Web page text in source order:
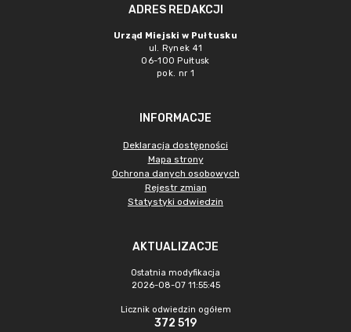
ADRES REDAKCJI
Urząd Miejski w Pułtusku
ul. Rynek 41
06-100 Pułtusk
pok. nr 1
INFORMACJE
Deklaracja dostępności
Mapa strony
Ochrona danych osobowych
Rejestr zmian
Statystyki odwiedzin
AKTUALIZACJE
Ostatnia modyfikacja
2026-08-07 11:55:45
Licznik odwiedzin ogółem
372 519